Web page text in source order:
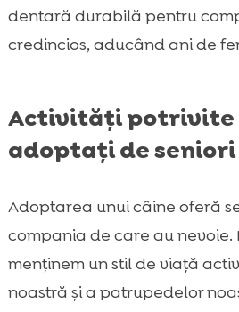
dentară durabilă pentru
credincios, aducând ani de
Activități potrivite
adoptați de seniori
Adoptarea unui câine oferă
compania de care au nevoie.
menținem un stil de viață
noastră și a patrupedelor